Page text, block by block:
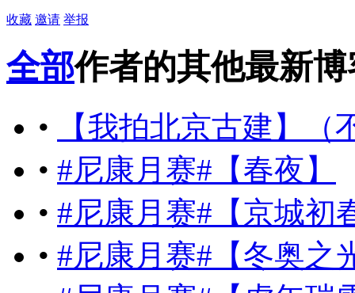
收藏 邀请 举报
全部作者的其他最新博
•
【我拍北京古建】（
• #尼康月赛#【春夜】
• #尼康月赛#【京城初
• #尼康月赛#【冬奥之